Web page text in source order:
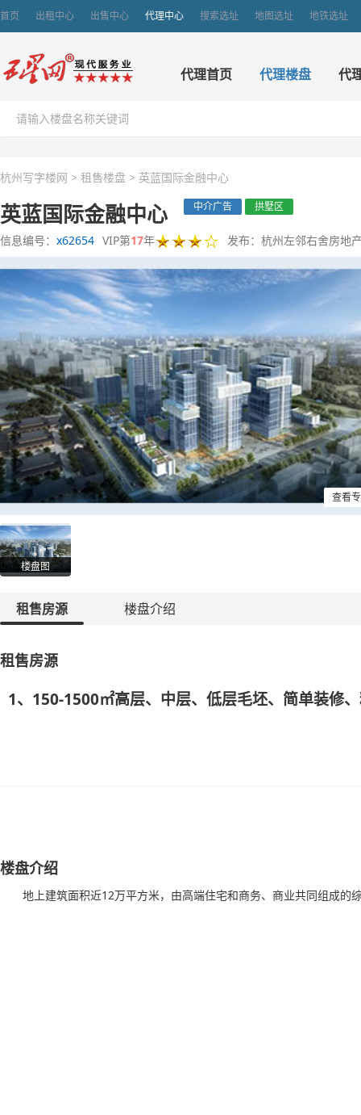
首页 出租中心 出售中心 代理中心 搜索选址 地图选址 地铁选址
代理首页 代理楼盘 代
杭州写字楼网 > 租售楼盘 > 英蓝国际金融中心
英蓝国际金融中心 中介广告 拱墅区
信息编号： x62654 VIP第17年 发布：杭州左邻右舍房地
查看
楼盘图
租售房源 楼盘介绍
租售房源
1、150-1500㎡高层、中层、低层毛坯、简单装修
楼盘介绍
地上建筑面积近12万平方米，由高端住宅和商务、商业共同组成的